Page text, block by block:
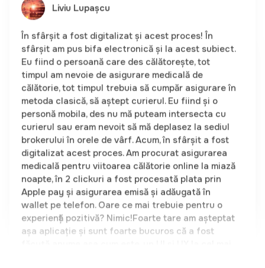
În sfârșit a fost digitalizat și acest proces! În
sfârșit am pus bifa electronică și la acest subiect.
Eu fiind o persoană care des călătorește, tot
timpul am nevoie de asigurare medicală de
călătorie, tot timpul trebuia să cumpăr asigurare în
metoda clasică, să aștept curierul. Eu fiind și o
personă mobila, des nu mă puteam intersecta cu
curierul sau eram nevoit să mă deplasez la sediul
brokerului în orele de vârf. Acum, în sfârșit a fost
digitalizat acest proces. Am procurat asigurarea
medicală pentru viitoarea călătorie online la miază
noapte, în 2 clickuri a fost procesată plata prin
Apple pay și asigurarea emisă și adăugată în
wallet pe telefon. Oare ce mai trebuie pentru o
experiență pozitivă? Nimic!Foarte tare am așteptat
așa aplicație și sunt foarte bucuros că a fost
făcută anume așa cum este, un UI și UX la cel mai
înalt nivel. Un produs autohton demn de mândrie.